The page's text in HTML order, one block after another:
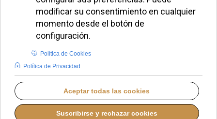
consagrar los
hogares